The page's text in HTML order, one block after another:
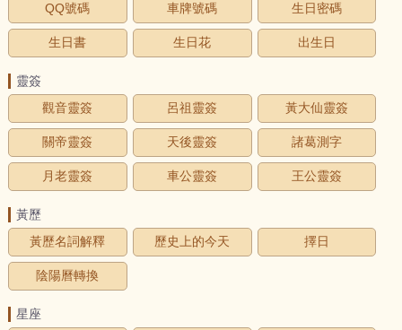
QQ號碼 車牌號碼 生日密碼
生日書 生日花 出生日
靈簽
觀音靈簽
呂祖靈簽 黃大仙靈簽
關帝靈簽 天後靈簽 諸葛測字
月老靈簽 車公靈簽 王公靈簽
黃歷
黃歷名詞解釋
歷史上的今天 擇日
陰陽曆轉換
星座